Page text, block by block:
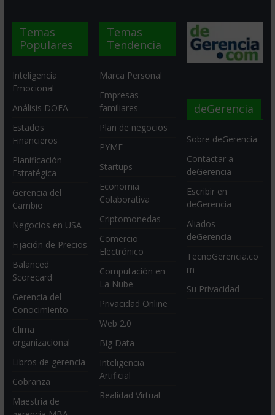
Temas
Populares
Inteligencia
Emocional
Análisis DOFA
Estados
Financieros
Planificación
Estratégica
Gerencia del
Cambio
Negocios en USA
Fijación de Precios
Balanced
Scorecard
Gerencia del
Conocimiento
Clima
organizacional
Libros de gerencia
Cobranza
Maestría de
Temas
Tendencia
Marca Personal
Empresas
familiares
Plan de negocios
PYME
Startups
Economia
Colaborativa
Criptomonedas
Comercio
Electrónico
Computación en
La Nube
Privacidad Online
Web 2.0
Big Data
Inteligencia
Artificial
Realidad Virtual
deGerencia
Sobre deGerencia
Contactar a
deGerencia
Escribir en
deGerencia
Aliados
deGerencia
TecnoGerencia.co
m
Su Privacidad